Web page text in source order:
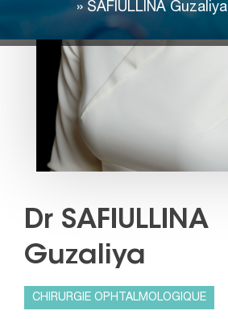
» SAFIULLINA Guzaliya
Dr SAFIULLINA
Guzaliya
CHIRURGIE OPHTALMOLOGIQUE